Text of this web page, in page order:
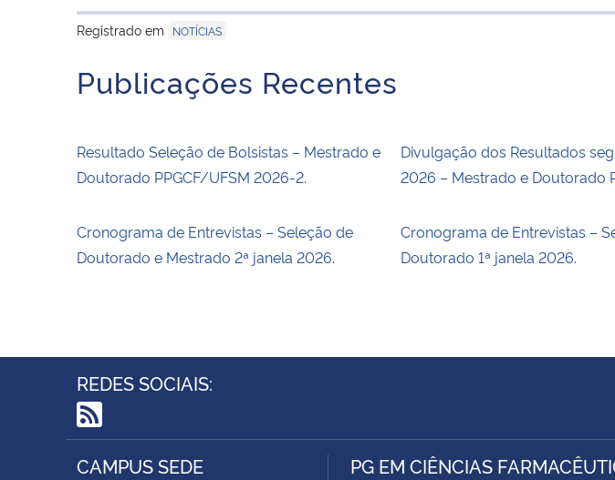
Registrado em
NOTÍCIAS
Publicações Recentes
Resultado Seleção de Bolsistas – Mestrado e
Doutorado PPGCF/UFSM 2026-2.
Divulgação dos Resultados
2026 – Mestrado e Doutorado
Cronograma de Entrevistas – Seleção de
Doutorado e Mestrado 2ª janela 2026.
Cronograma de Entrevistas –
Doutorado 1ª janela 2026.
REDES SOCIAIS:
RSS
CAMPUS SEDE PG EM CIÊNCIAS